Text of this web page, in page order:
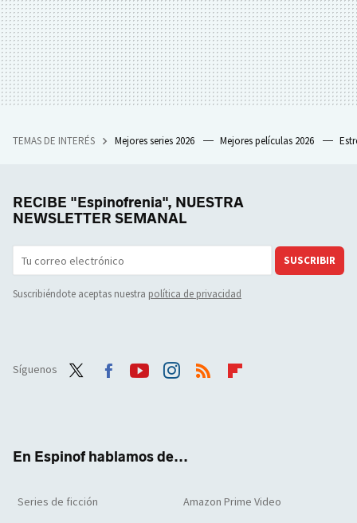
TEMAS DE INTERÉS Mejores series 2026 Mejores películas 2026
RECIBE "Espinofrenia", NUESTRA
NEWSLETTER SEMANAL
SUSCRIBIR
Suscribiéndote aceptas nuestra política de privacidad
Síguenos
En Espinof hablamos de...
Series de ficción Amazon Prime Video